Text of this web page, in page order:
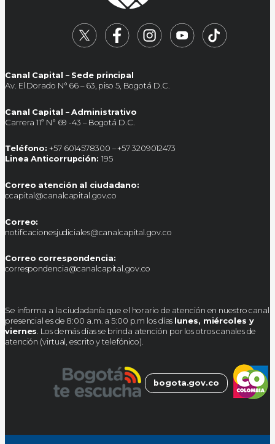
Canal Capital – Sede principal
Av. El Dorado N° 66 – 63, piso 5, Bogotá D.C.
Canal Capital – Administrativo
Carrera 11ª N° 69 -43 – Bogotá D.C.
Teléfono: +57 6014578300 – +57 3209012473
Linea Anticorrupción: 195
Correo atención al ciudadano:
ccapital@canalcapital.gov.co
Correo:
notificacionesjudiciales@canalcapital.gov.co
Correo correspondencia:
correspondencia@canalcapital.gov.co
Se informa a la ciudadanía que el horario de atención en nuestro canal
presencial es de 8:00 a.m. a 5:00 p.m los días lunes, miércoles y
viernes. Los demás días se brinda atención por los otros canales de
atención (virtual, escrito y telefónico).
bogota.gov.co